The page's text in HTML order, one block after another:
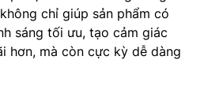
chỉ giúp sản phẩm có
sáng tối ưu, tạo cảm giác
hơn, mà còn cực kỳ dễ dàng